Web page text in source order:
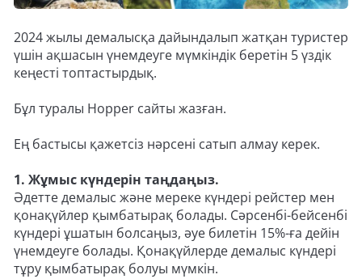
2024 жылы демалысқа дайындалып жатқан туристер
үшін ақшасын үнемдеуге мүмкіндік беретін 5 үздік
кеңесті топтастырдық.
Бұл туралы Hopper сайты жазған.
Ең бастысы қажетсіз нәрсені сатып алмау керек.
1. Жұмыс күндерін таңдаңыз.
Әдетте демалыс және мереке күндері рейстер мен
қонақүйлер қымбатырақ болады. Сәрсенбі-бейсенбі
күндері ұшатын болсаңыз, әуе билетін 15%-ға дейін
үнемдеуге болады. Қонақүйлерде демалыс күндері
тұру қымбатырақ болуы мүмкін.